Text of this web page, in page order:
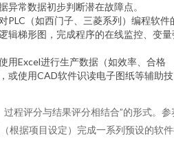
异常数据初步判断潜在故障点。
PLC（如西门子、三菱系列）编程软件
辑梯形图，完成程序的在线监控、变量
用Excel进行生产数据（如效率、合格
或使用CAD软件识读电子图纸等辅助技
程评分与结果评分相结合”的形式。参
根据项目设定）完成一系列预设的软